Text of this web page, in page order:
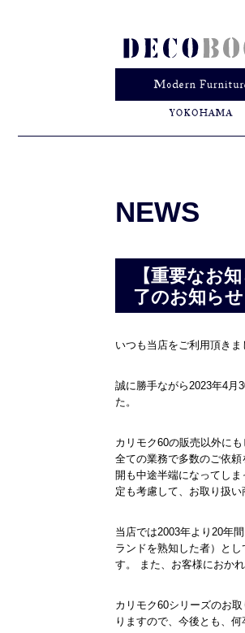
NEWS
【重要なお
了のお知ら
いつも当店をご利用頂きま
誠に勝手ながら2023年4月
た。
カリモク60の販売以外に
全ての業務で多数のご依
開も中途半端になってし
定も考慮して、お取り扱
当店では2003年より20年
ランドを熟知した者）と
す。 また、お客様におか
カリモク60シリーズのお
りますので、今後とも、何